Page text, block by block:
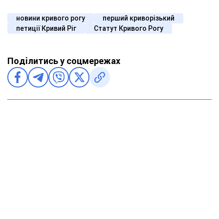
новини кривого рогу
перший криворізький
петиції Кривий Ріг
Статут Кривого Рогу
Поділитись у соцмережах